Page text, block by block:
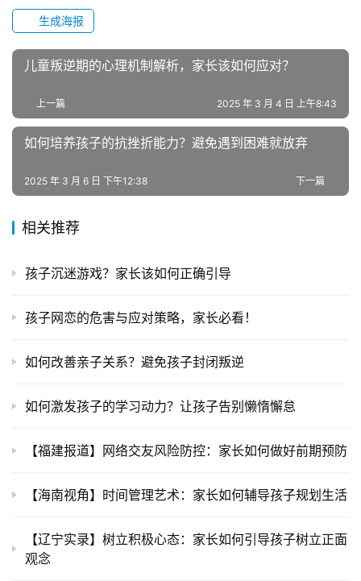
题
生成海报
儿童叛逆期的心理机制解析，家长该如何应对？
上一篇 2025 年 3 月 4 日 上午8:43
如何培养孩子的抗挫折能力？避免遇到困难就放弃
下一篇
2025 年 3 月 6 日 下午12:38
相关推荐
孩子沉迷游戏？家长该如何正确引导
孩子网恋的危害与应对策略，家长必看！
如何改善亲子关系？避免孩子封闭叛逆
如何激发孩子的学习动力？让孩子告别懒惰懈怠
【福建报道】网络交友风险防控：家长如何做好前期预防
【海南视角】时间管理艺术：家长如何辅导孩子规划生活
【辽宁实录】树立积极心态：家长如何引导孩子树立正面
观念